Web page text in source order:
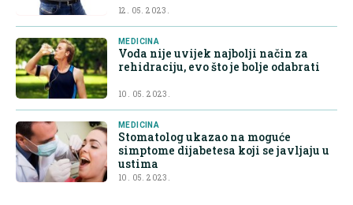
12. 05. 2023.
MEDICINA
Voda nije uvijek najbolji način za
rehidraciju, evo što je bolje odabrati
10. 05. 2023.
MEDICINA
Stomatolog ukazao na moguće
simptome dijabetesa koji se javljaju u
ustima
10. 05. 2023.